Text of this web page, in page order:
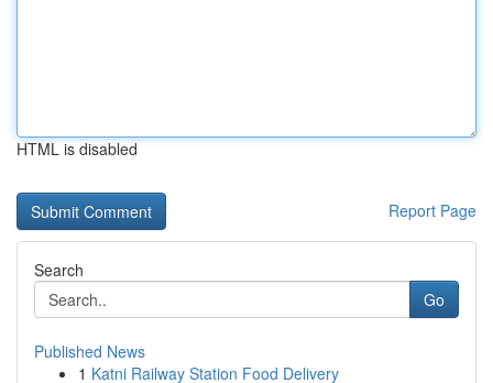
HTML is disabled
Report Page
Search
Go
Published News
1 Katni Railway Station Food Delivery